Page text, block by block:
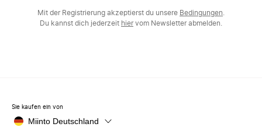
Mit der Registrierung akzeptierst du unsere Bedingungen
Du kannst dich jederzeit hiervom Newsletter abmelden.
Sie kaufen ein von
Miinto Deutschland